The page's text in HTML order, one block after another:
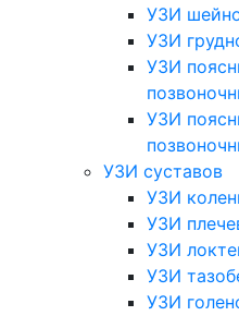
УЗИ
УЗИ
УЗИ
УЗИ
УЗИ суставов
УЗИ
УЗИ
УЗИ
УЗИ
УЗИ